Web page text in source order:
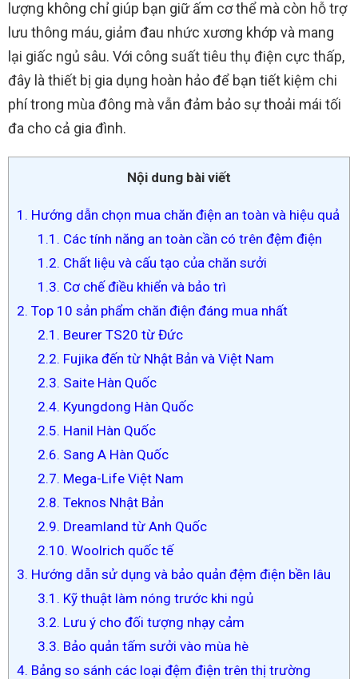
lượng không chỉ giúp bạn giữ ấm cơ thể mà còn hỗ trợ
lưu thông máu, giảm đau nhức xương khớp và mang
lại giấc ngủ sâu. Với công suất tiêu thụ điện cực thấp,
đây là thiết bị gia dụng hoàn hảo để bạn tiết kiệm chi
phí trong mùa đông mà vẫn đảm bảo sự thoải mái tối
đa cho cả gia đình.
Nội dung bài viết
1. Hướng dẫn chọn mua chăn điện an toàn và hiệu quả
1.1. Các tính năng an toàn cần có trên đệm điện
1.2. Chất liệu và cấu tạo của chăn sưởi
1.3. Cơ chế điều khiển và bảo trì
2. Top 10 sản phẩm chăn điện đáng mua nhất
2.1. Beurer TS20 từ Đức
2.2. Fujika đến từ Nhật Bản và Việt Nam
2.3. Saite Hàn Quốc
2.4. Kyungdong Hàn Quốc
2.5. Hanil Hàn Quốc
2.6. Sang A Hàn Quốc
2.7. Mega-Life Việt Nam
2.8. Teknos Nhật Bản
2.9. Dreamland từ Anh Quốc
2.10. Woolrich quốc tế
3. Hướng dẫn sử dụng và bảo quản đệm điện bền lâu
3.1. Kỹ thuật làm nóng trước khi ngủ
3.2. Lưu ý cho đối tượng nhạy cảm
3.3. Bảo quản tấm sưởi vào mùa hè
4. Bảng so sánh các loại đệm điện trên thị trường